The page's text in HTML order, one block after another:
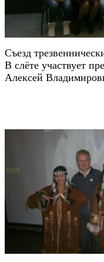
Съезд
В слёте участвует
Алексей